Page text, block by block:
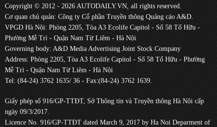
Copyright © 2012 - 2026 AUTODAILY.VN, all rights reserved.
Cơ quan chủ quản: Công ty Cổ phần Truyền thông Quảng cáo A&D.
VPGD Hà Nội: Phòng 2205, Tòa A3 Ecolife Capitol - Số 58 Tố Hữu -
Phường Mễ Trì - Quận Nam Từ Liêm - Hà Nội
Governing body: A&D Media Advertising Joint Stock Company
Address: Phòng 2205, Tòa A3 Ecolife Capitol - Số 58 Tố Hữu - Phường
Mễ Trì - Quận Nam Từ Liêm - Hà Nội
Tel: (84-24) 3762 1635/ 36 - Fax:(84-24) 3762 1639.
Giấy phép số 916/GP-TTĐT, Sở Thông tin và Truyền thông Hà Nội cấp
ngày 09/3/2017.
Licence No. 916/GP-TTĐT dated March 9, 2017 by Ha Noi Deparment of